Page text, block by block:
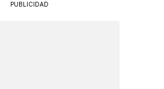
PUBLICIDAD